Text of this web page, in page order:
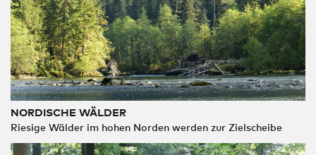
NORDISCHE WÄLDER
Riesige Wälder im hohen Norden werden zur Zielscheibe